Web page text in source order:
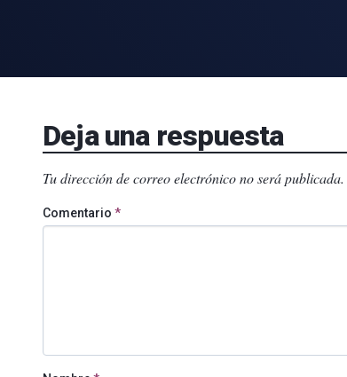
Deja una respuesta
Tu dirección de correo electrónico no será publicada.
Comentario *